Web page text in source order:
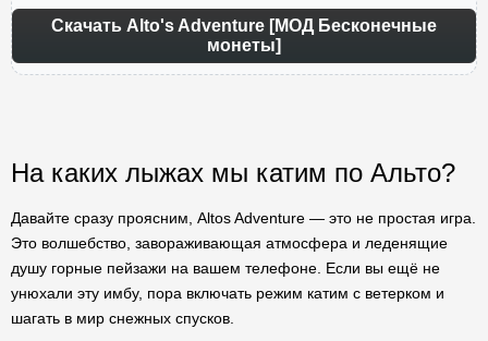
Скачать Alto's Adventure [МОД Бесконечные
монеты]
На каких лыжах мы катим по Альто?
Давайте сразу проясним, Altos Adventure — это не простая игра.
Это волшебство, завораживающая атмосфера и леденящие
душу горные пейзажи на вашем телефоне. Если вы ещё не
унюхали эту имбу, пора включать режим катим с ветерком и
шагать в мир снежных спусков.